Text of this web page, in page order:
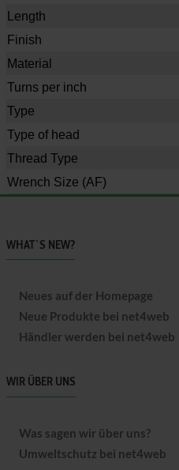
Length
Finish
Material
Turns per inch
Type
Type of head
Thread Type
Wrench Size (AF)
WHAT`S NEW?
Neues auf der Homepage
Neue Produkte bei net4web
Händler werden bei net4web
WIR ÜBER UNS
Was sagen wir über uns?
Umweltschutz bei net4web